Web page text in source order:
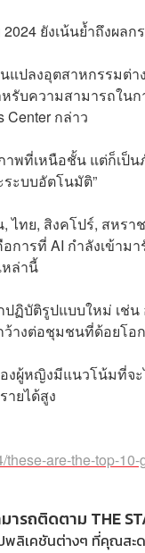
2024 ยังเน้นย้ำถึง
นแปลงอุตสาหกรรม
บความสามารถใน
Center กล่าว
พที่เหนือชั้น แต่ก็เป็
ะบบอัตโนมัติ”
ไทย, สิงคโปร์, สหร
การที่ AI กำลังเข้า
หล่านี้
ปฏิบัติรูปแบบใหม่ เ
างต่อชุมชนที่ด้อยโอ
งผู้หญิงมีแนวโน้มที่
ายได้สูง
these-are-the-top-
ารถติดตาม THE
พลิเคชันต่างๆ ที่คุณสะ